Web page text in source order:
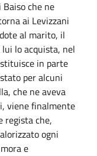
che ne
ai Levizzani
al marito, il
lui lo acquista, nel
in parte
per alcuni
che ne aveva
viene finalmente
regista che,
ogni
e